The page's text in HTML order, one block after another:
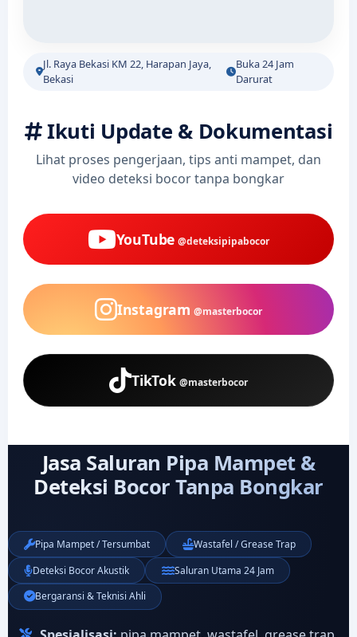
Jl. Raya Bekasi KM 22, Harapan Jaya,
Bekasi
Buka 24 Jam
Darurat
Ikuti Update & Dokumentasi
Lihat proses pengerjaan, tips anti mampet, dan
video deteksi bocor tanpa bongkar
YouTube @deteksipipabocor
Instagram @masterbocor
TikTok @masterbocor
Jasa Saluran Pipa Mampet &
Deteksi Bocor Tanpa Bongkar
Pipa Mampet / Tersumbat
Wastafel / Grease Trap
Deteksi Bocor Akustik
Saluran Utama 24 Jam
Bergaransi & Teknisi Ahli